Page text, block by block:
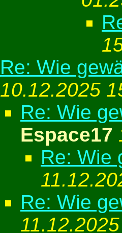
Re: Wie
10.12.2025
Re: Wie
Espace17
Re: Wie
Re: Wie